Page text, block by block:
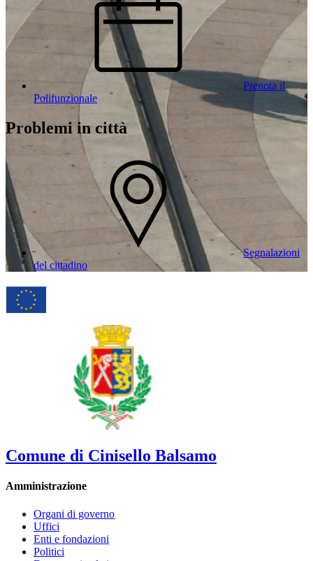
Prenota il
Polifunzionale
Problemi in città
Segnalazioni
del cittadino
Comune di Cinisello Balsamo
Amministrazione
Organi di governo
Uffici
Enti e fondazioni
Politici